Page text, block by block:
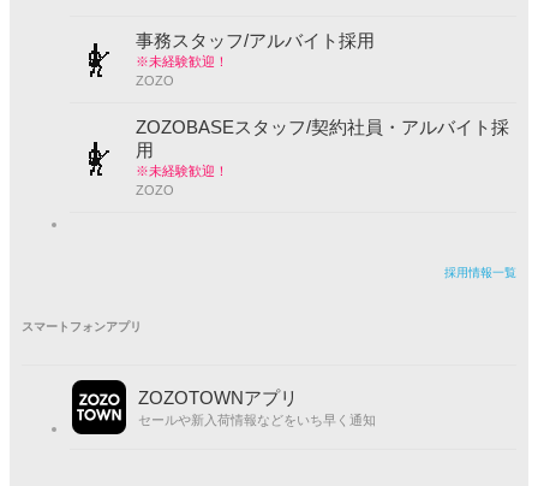
アイボリー FREE△
タイムセール価格
%OFF
税込
事務スタッフ/アルバイト採用
※未経験歓迎！
ZOZO
ZOZOBASEスタッフ/契約社員・アルバイト採
用
※未経験歓迎！
ZOZO
採用情報一覧
スマートフォンアプリ
ZOZOTOWNアプリ
セールや新入荷情報などをいち早く通知